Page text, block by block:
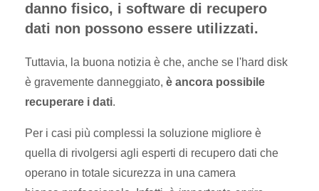
danno fisico, i software di recupero
dati non possono essere utilizzati.
Tuttavia, la buona notizia è che, anche se l'hard disk
è gravemente danneggiato, è ancora possibile
recuperare i dati.
Per i casi più complessi la soluzione migliore è
quella di rivolgersi agli esperti di recupero dati che
operano in totale sicurezza in una camera